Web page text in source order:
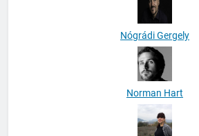
Nógrádi Gergely
Norman Hart